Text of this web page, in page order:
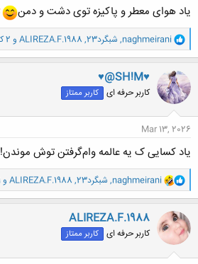
یاد هوای معطر و پاکیزه توی دشت و دمن
و
ا
ک
ن
ش
ه
ا
naghmeirani
, شبگرد23 ,
ALIREZA.F.1988 و 2 کاربر دیگر
♥@SH!M♥
کاربر حرفه ای کاربر ممتاز
Mar 13, 2026
یاد کسایی ک یه عالمه وام‌گرفتن توش موندن!
و
ا
ک
ن
ش
ه
:
naghmeirani
, شبگرد23 ,
ALIREZA.F.1988 و 1 شخص دیگر
ALIREZA.F.1988
کاربر حرفه ای کاربر ممتاز